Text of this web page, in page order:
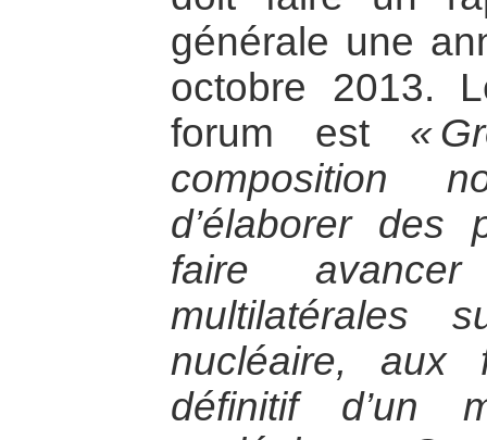
générale une
octobre 2013.
forum est «
composition
d’élaborer des
faire
multilatérales
nucléaire, aux
définitif d’un